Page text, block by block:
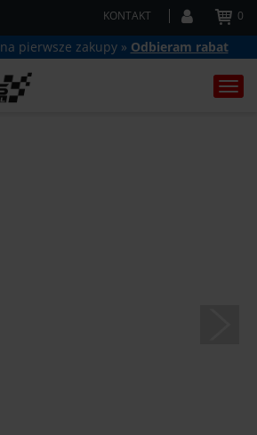
KONTAKT 0
na pierwsze zakupy » Odbieram rabat